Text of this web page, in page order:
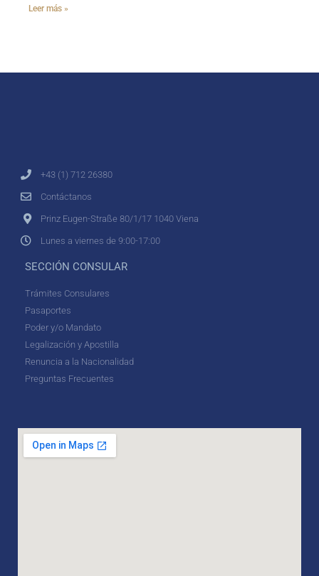
Leer más »
+43 (1) 712 26380
Contáctanos
Prinz Eugen-Straße 80/1/17 1040 Viena
Lunes a viernes de 9:00-17:00
SECCIÓN CONSULAR
Trámites Consulares
Pasaportes
Poder y/o Mandato
Legalización y Apostilla
Renuncia a la Nacionalidad
Preguntas Frecuentes